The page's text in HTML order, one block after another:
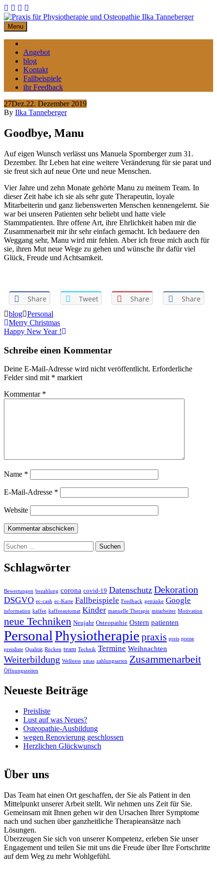
Skip
to
content
Menu
Angebot
blog
Kontakt
Fallbeispiele
ihr Feedback
27Dez.22. Dezember 2019
By Ilka Tanneberger
Goodbye, Manu
Auf eigen Wunsch verlässt uns Manuela Spornberger zum 31.
Dezember. Ihr Leben hat eine weitere Veränderung für sie parat und
sie freut sich auf neue Orte und neue Menschen.
Vier Jahre und zehn Monate gehörte Manu zu meinem Team. In
dieser Zeit habe ich sie als sehr gute Therapeutin, loyale
Mitarbeiterin und ganz liebenswerten Menschen kennengelernt. Sie
war bei unseren Patienten sehr beliebt und hatte viele
Stammpatienten. Ihre offene Art, ihre Ehrlichkeit haben mir die
Zusammenarbeit mir ihr sehr einfach gemacht. Ich bedauere den
Weggang sehr, Manu wird mir fehlen. Aber ich freue mich auch für
sie, ihren Mut neue Wege zu gehen und wünsche ihr dafür viel
Glück, Freude und Achtsamkeit.
Share Tweet Share Share
blog Personal
Beitragsnavigation
Merry Christmas
Happy New Year !
Schreibe einen Kommentar
Deine E-Mail-Adresse wird nicht veröffentlicht. Erforderliche
Felder sind mit * markiert
Kommentar *
Name *
E-Mail-Adresse *
Website
Suchen
nach:
Schlagwörter
Bewertungen bezahlung corona covid-19 Datenschutz Dekoration
DSGVO ec-cash ec-Karte Fallbeispiele Feedback getränke Google
information kaffee kaffeeautomat Kinder manuelle Therapie mitarbeiter Motivation
neue Techniken Neujahr Osteopathie Ostern patienten
PersonalPhysiotherapie praxis preis preise
preisliste Qualität Rücken team Technik Termine Weihnachten
Weiterbildung Wellness xmas zahlungsarten Zusammenarbeit
Öffnungszeiten
Neueste Beiträge
Preisliste
Lust auf was Neues?
Osteopathie-Ausbildung
wegen Renovierung geschlossen
Herzlichen Glückwunsch
Über uns
Das Team hat einen Ort geschaffen, der Sie als Patient in den
Mittelpunkt unserer Arbeit stellt. Wir nehmen uns Zeit für Sie.
Gemeinsam mit Ihnen gehen wir den Ursachen Ihrer Symptome
nach und suchen über ganzheitliche Therapieansätze nach
Lösungen.
Überzeugen Sie sich von unserer Kompetenz, erleben Sie unser
Engagement und teilen Sie mit uns die Freude über Ihre Fortschritte
auf dem Weg zu mehr Wohlgefühl.